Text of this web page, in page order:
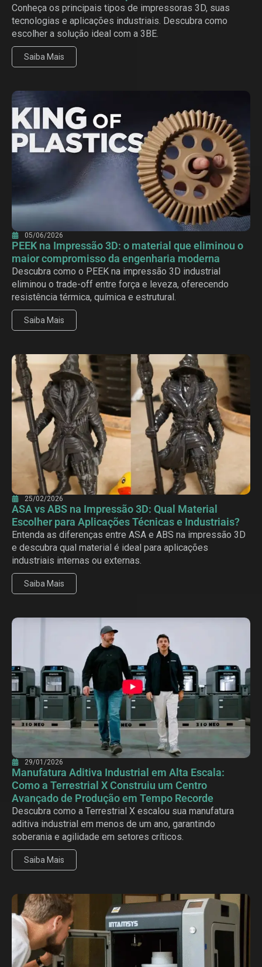
Conheça os principais tipos de impressoras 3D, suas
tecnologias e aplicações industriais. Descubra como
escolher a solução ideal com a 3BE.
Saiba Mais
05/06/2026
PEEK na Impressão 3D: o material que eliminou o
maior compromisso da engenharia moderna
Descubra como o PEEK na impressão 3D industrial
eliminou o trade-off entre força e leveza, oferecendo
resistência térmica, química e estrutural.
Saiba Mais
25/02/2026
ASA vs ABS na Impressão 3D: Qual Material
Escolher para Aplicações Técnicas e Industriais?
Entenda as diferenças entre ASA e ABS na impressão 3D
e descubra qual material é ideal para aplicações
industriais internas ou externas.
Saiba Mais
29/01/2026
Manufatura Aditiva Industrial em Alta Escala:
Como a Terrestrial X Construiu um Centro
Avançado de Produção em Tempo Recorde
Descubra como a Terrestrial X escalou sua manufatura
aditiva industrial em menos de um ano, garantindo
soberania e agilidade em setores críticos.
Saiba Mais